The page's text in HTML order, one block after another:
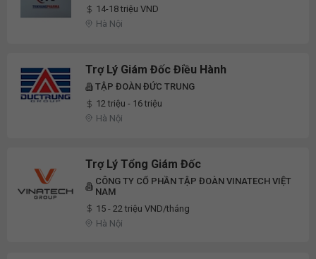
14-18 triệu VND
Hà Nội
Trợ Lý Giám Đốc Điều Hành
TẬP ĐOÀN ĐỨC TRUNG
12 triệu - 16 triệu
Hà Nội
Trợ Lý Tổng Giám Đốc
CÔNG TY CỔ PHẦN TẬP ĐOÀN VINATECH VIỆT
NAM
15 - 22 triệu VND/tháng
Hà Nội